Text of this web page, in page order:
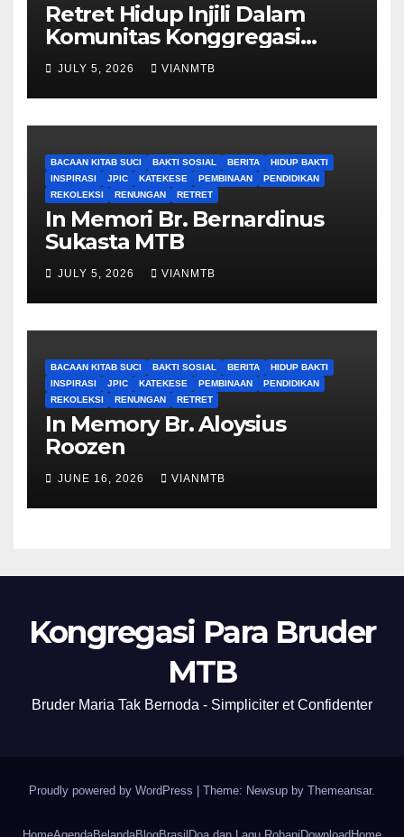
Retret Hidup Injili Dalam
Komunitas Konggregasi
Bruder Maria Tak Bernoda
JULY 5, 2026 VIANMTB
BACAAN KITAB SUCI BAKTI SOSIAL BERITA
HIDUP BAKTI
INSPIRASI
JPIC KATEKESE PEMBINAAN
PENDIDIKAN
REKOLEKSI
RENUNGAN RETRET
In Memori Br. Bernardinus
Sukasta MTB
JULY 5, 2026 VIANMTB
BACAAN KITAB SUCI BAKTI SOSIAL BERITA
HIDUP BAKTI
INSPIRASI
JPIC KATEKESE PEMBINAAN
PENDIDIKAN
REKOLEKSI
RENUNGAN RETRET
In Memory Br. Aloysius
Roozen
JUNE 16, 2026 VIANMTB
Kongregasi Para Bruder
MTB
Bruder Maria Tak Bernoda - Simpliciter et Confidenter
Proudly powered by WordPress Theme: Newsup by Themeansar.